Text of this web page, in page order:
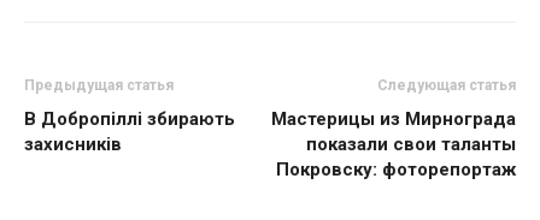
Предыдущая статья
В Добропіллі збирають
захисників
Следующая статья
Мастерицы из Мирнограда
показали свои таланты
Покровску: фоторепортаж